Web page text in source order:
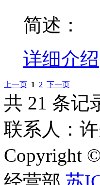
简述：
详细介绍
上一页 1 2 下一页
共 21 条记
联系人：
Copyright